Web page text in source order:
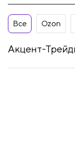
Все Ozon
Акцент-